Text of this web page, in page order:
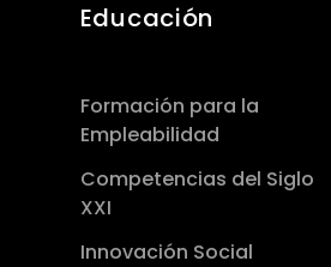
Educación
Formación para la
Empleabilidad
Competencias del Siglo
XXI
Innovación Social